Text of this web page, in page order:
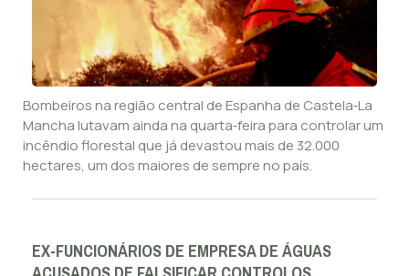
Bombeiros na região central de Espanha de Castela‑La
Mancha lutavam ainda na quarta‑feira para controlar um
incêndio florestal que já devastou mais de 32.000
hectares, um dos maiores de sempre no país.
EX-FUNCIONÁRIOS DE EMPRESA DE ÁGUAS